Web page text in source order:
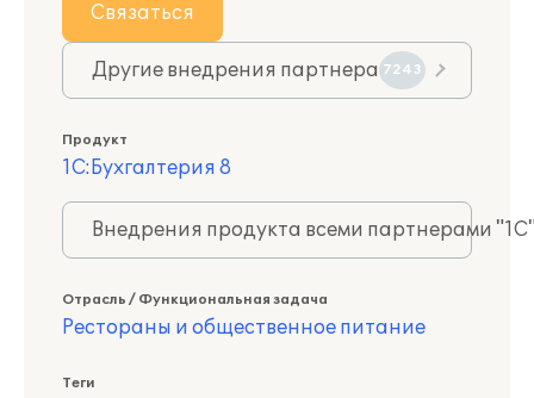
Связаться
Другие внедрения партнера 7243
Продукт
1С:Бухгалтерия 8
Внедрения продукта всеми партнерами
Отрасль / Функциональная задача
Рестораны и общественное питание
Теги